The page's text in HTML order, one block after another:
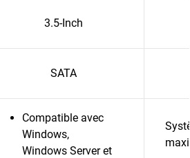
3.5-Inch
SATA
Compatible avec
Windows,
Windows Server et